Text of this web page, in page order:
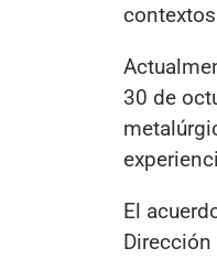
30 de
El
Dirección